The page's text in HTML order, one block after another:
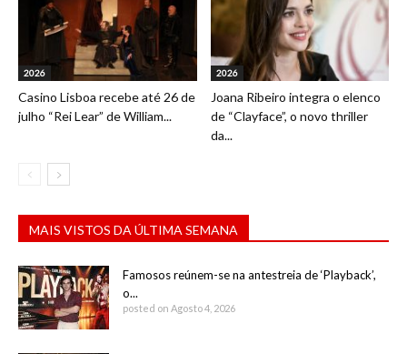
2026
Casino Lisboa recebe até 26 de
julho “Rei Lear” de William...
2026
Joana Ribeiro integra o elenco
de “Clayface”, o novo thriller
da...
MAIS VISTOS DA ÚLTIMA SEMANA
Famosos reúnem-se na antestreia de ‘Playback’,
o...
posted on Agosto 4, 2026